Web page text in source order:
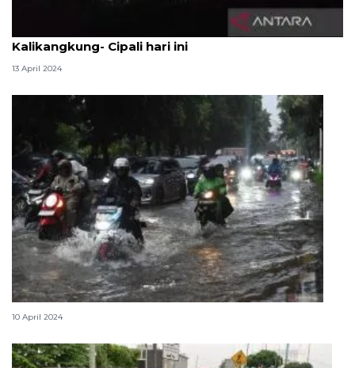
Polisi berlakukan sistem satu arah Tol
Kalikangkung- Cipali hari ini
13 April 2024
Dua RT banjir di Jakarta Barat pada Rabu malam
10 April 2024